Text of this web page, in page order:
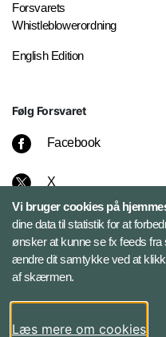
Forsvarets
Whistleblowerordning
English Edition
Følg Forsvaret
Facebook
X
Instagram
Bluesky
LinkedIn
Vi bruger cookies på
dine data til statistik for at
ønsker at kunne se fx feeds fra
ændre dit samtykke ved at
af skærmen.
Læs mere om cookies